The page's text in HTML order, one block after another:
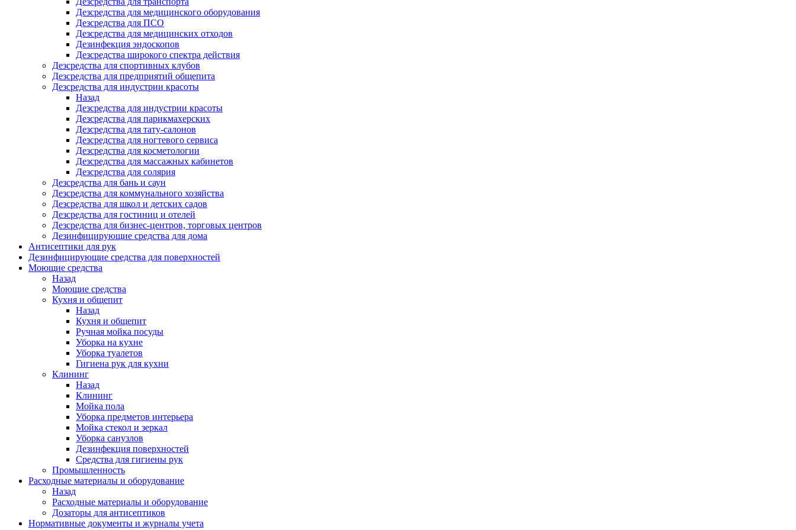
Дезсредства для медицинского оборудования
Дезсредства для ПСО
Дезсредства для медицинских отходов
Дезинфекция эндоскопов
Дезсредства широкого спектра действия
Дезсредства для спортивных клубов
Дезсредства для предприятий общепита
Дезсредства для индустрии красоты
Назад
Дезсредства для индустрии красоты
Дезсредства для парикмахерских
Дезсредства для тату-салонов
Дезсредства для ногтевого сервиса
Дезсредства для косметологии
Дезсредства для массажных кабинетов
Дезсредства для солярия
Дезсредства для бань и саун
Дезсредства для коммунального хозяйства
Дезсредства для школ и детских садов
Дезсредства для гостиниц и отелей
Дезсредства для бизнес-центров, торговых центров
Дезинфицирующие средства для дома
Антисептики для рук
Дезинфицирующие средства для поверхностей
Моющие средства
Назад
Моющие средства
Кухня и общепит
Назад
Кухня и общепит
Ручная мойка посуды
Уборка на кухне
Уборка туалетов
Гигиена рук для кухни
Клининг
Назад
Клининг
Мойка пола
Уборка предметов интерьера
Мойка стекол и зеркал
Уборка санузлов
Дезинфекция поверхностей
Средства для гигиены рук
Промышленность
Расходные материалы и оборудование
Назад
Расходные материалы и оборудование
Дозаторы для антисептиков
Нормативные документы и журналы учета